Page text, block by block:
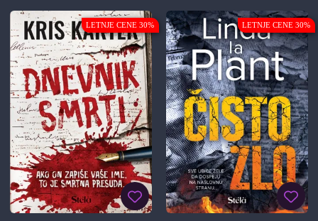
LETNJE CENE 30% LETNJE CENE 30%